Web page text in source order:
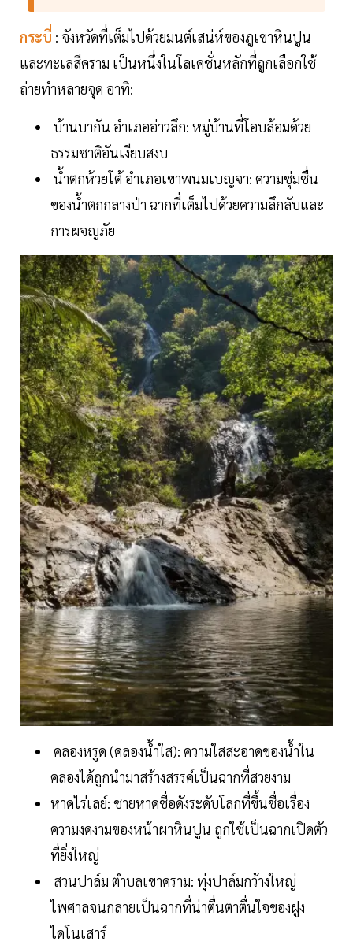
กระบี่ : จังหวัดที่เต็มไปด้วยมนต์เสน่ห์ของภูเขาหินปูน
และทะเลสีคราม เป็นหนึ่งในโลเคชั่นหลักที่ถูกเลือกใช้
ถ่ายทำหลายจุด อาทิ:
บ้านบากัน อำเภออ่าวลึก: หมู่บ้านที่โอบล้อมด้วย
ธรรมชาติอันเงียบสงบ
น้ำตกห้วยโต้ อำเภอเขาพนมเบญจา: ความชุ่มชื่น
ของน้ำตกกลางป่า ฉากที่เต็มไปด้วยความลึกลับและ
การผจญภัย
คลองหรูด (คลองน้ำใส): ความใสสะอาดของน้ำใน
คลองได้ถูกนำมาสร้างสรรค์เป็นฉากที่สวยงาม
หาดไร่เลย์: ชายหาดชื่อดังระดับโลกที่ขึ้นชื่อเรื่อง
ความงดงามของหน้าผาหินปูน ถูกใช้เป็นฉากเปิดตัว
ที่ยิ่งใหญ่
สวนปาล์ม ตำบลเขาคราม: ทุ่งปาล์มกว้างใหญ่
ไพศาลจนกลายเป็นฉากที่น่าตื่นตาตื่นใจของฝูง
ไดโนเสาร์